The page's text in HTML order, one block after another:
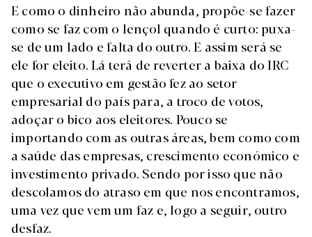
E como o dinheiro não abunda, propõe-se fazer
como se faz com o lençol quando é curto: puxa-
se de um lado e falta do outro. E assim será se
ele for eleito. Lá terá de reverter a baixa do IRC
que o executivo em gestão fez ao setor
empresarial do país para, a troco de votos,
adoçar o bico aos eleitores. Pouco se
importando com as outras áreas, bem como com
a saúde das empresas, crescimento económico e
investimento privado. Sendo por isso que não
descolamos do atraso em que nos encontramos,
uma vez que vem um faz e, logo a seguir, outro
desfaz.